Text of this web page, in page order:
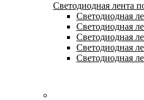
Светодиодная лента
Светодиодная
Светодиодная
Светодиодная
Светодиодная
Светодиодная